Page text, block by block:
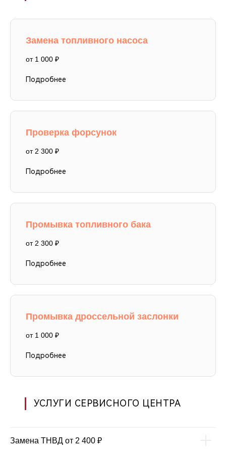
Замена топливного насоса
от 1 000 ₽
Подробнее
Проверка форсунок
от 2 300 ₽
Подробнее
Промывка топливного бака
от 2 300 ₽
Подробнее
Промывка дроссельной заслонки
от 1 000 ₽
Подробнее
УСЛУГИ СЕРВИСНОГО ЦЕНТРА
Замена ТНВД от 2 400 ₽